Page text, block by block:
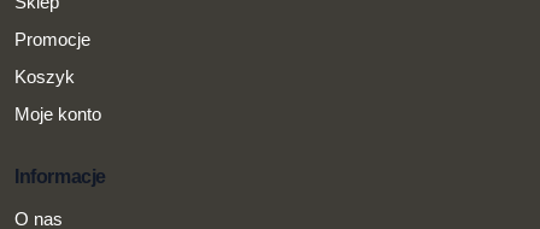
Promocje
Koszyk
Moje konto
Informacje
O nas